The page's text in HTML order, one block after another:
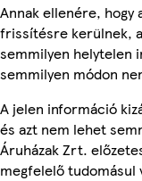
Annak ellenére,
frissítésre kerülnek,
semmilyen helytelen
semmilyen módon
A jelen információ
és azt nem lehet
Áruházak Zrt.
megfelelő tudomásul